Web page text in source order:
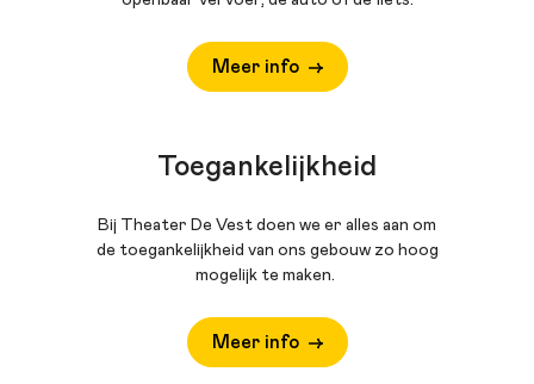
Meer info
Toegankelijkheid
Bij Theater De Vest doen we er alles aan om
de toegankelijkheid van ons gebouw zo hoog
mogelijk te maken.
Meer info